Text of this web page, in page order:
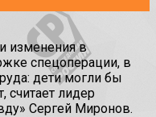
изменения в
спецоперации, в
дети могли бы
считает лидер
Сергей Миронов.